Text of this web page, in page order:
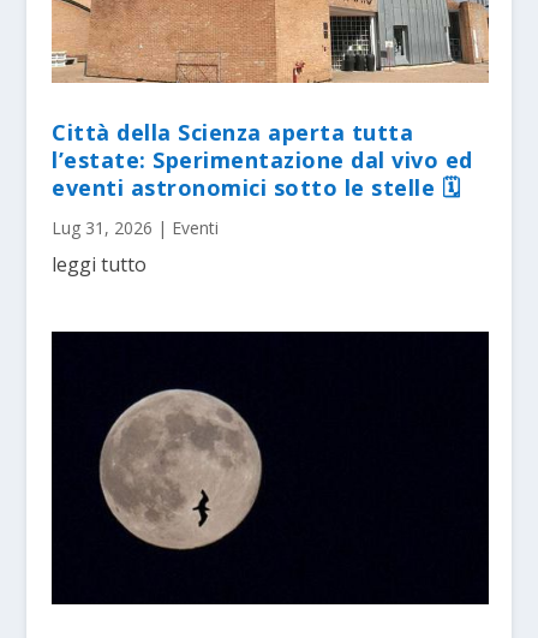
Città della Scienza aperta tutta
l’estate: Sperimentazione dal vivo ed
eventi astronomici sotto le stelle 🗓
Lug 31, 2026 | Eventi
leggi tutto